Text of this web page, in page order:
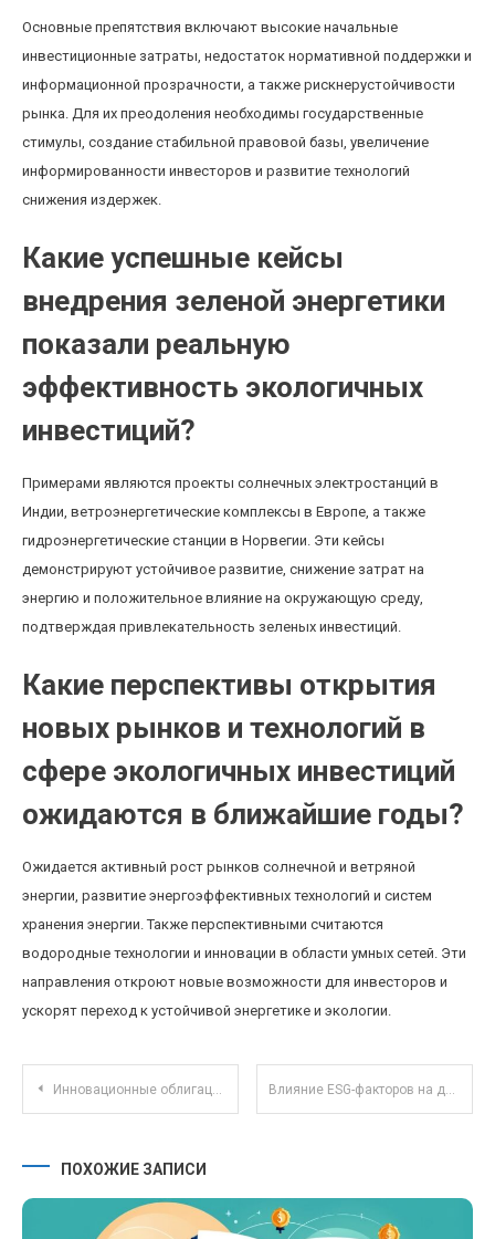
Основные препятствия включают высокие начальные
инвестиционные затраты, недостаток нормативной поддержки и
информационной прозрачности, а также рискнерустойчивости
рынка. Для их преодоления необходимы государственные
стимулы, создание стабильной правовой базы, увеличение
информированности инвесторов и развитие технологий
снижения издержек.
Какие успешные кейсы
внедрения зеленой энергетики
показали реальную
эффективность экологичных
инвестиций?
Примерами являются проекты солнечных электростанций в
Индии, ветроэнергетические комплексы в Европе, а также
гидроэнергетические станции в Норвегии. Эти кейсы
демонстрируют устойчивое развитие, снижение затрат на
энергию и положительное влияние на окружающую среду,
подтверждая привлекательность зеленых инвестиций.
Какие перспективы открытия
новых рынков и технологий в
сфере экологичных инвестиций
ожидаются в ближайшие годы?
Ожидается активный рост рынков солнечной и ветряной
энергии, развитие энергоэффективных технологий и систем
хранения энергии. Также перспективными считаются
водородные технологии и инновации в области умных сетей. Эти
направления откроют новые возможности для инвесторов и
ускорят переход к устойчивой энергетике и экологии.
Навигация по записям
Инновационные облигации с экологической направленностью: тренды и перспективы развития Влияние ESG-факторов на доходность облигаций с учетом устойчивого инвестирования
ПОХОЖИЕ ЗАПИСИ